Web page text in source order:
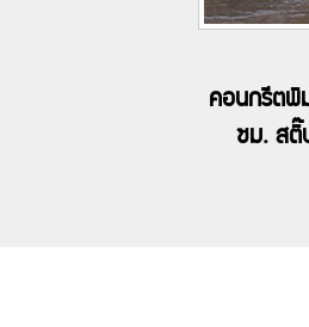
คอนกรีตพิ
ซม. สติ๊